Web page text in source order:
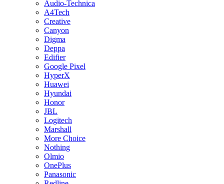
Audio-Technica
A4Tech
Creative
Canyon
Digma
Deppa
Edifier
Google Pixel
HyperX
Huawei
Hyundai
Honor
JBL
Logitech
Marshall
More Choice
Nothing
Olmio
OnePlus
Panasonic